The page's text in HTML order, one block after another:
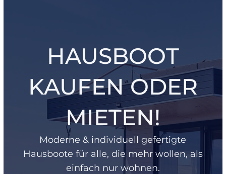
HAUSBOOT
KAUFEN ODER
MIETEN!
Moderne & individuell gefertigte
Hausboote für alle, die mehr wollen, als
einfach nur wohnen.